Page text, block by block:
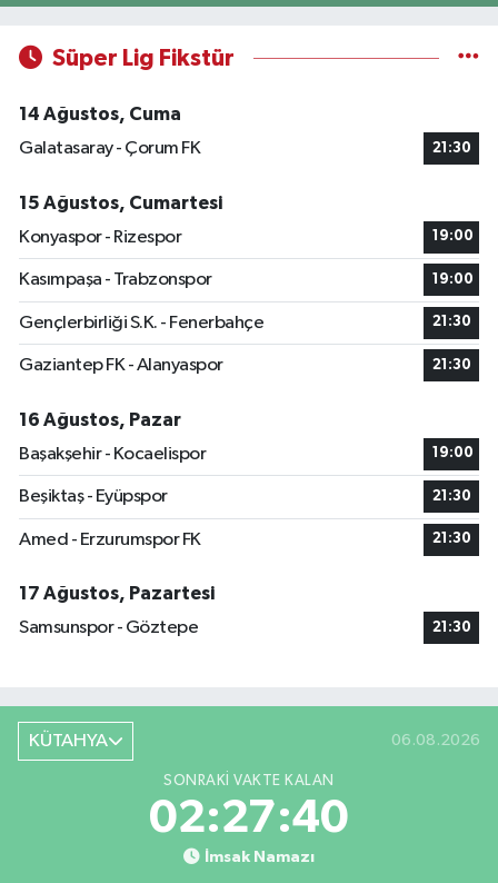
Süper Lig Fikstür
14 Ağustos, Cuma
Galatasaray - Çorum FK
21:30
15 Ağustos, Cumartesi
Konyaspor - Rizespor
19:00
Kasımpaşa - Trabzonspor 19:00
Gençlerbirliği S.K. - Fenerbahçe 21:30
Gaziantep FK - Alanyaspor 21:30
16 Ağustos, Pazar
Başakşehir - Kocaelispor
19:00
Beşiktaş - Eyüpspor 21:30
Amed - Erzurumspor FK 21:30
17 Ağustos, Pazartesi
Samsunspor - Göztepe
21:30
KÜTAHYA 06.08.2026
SONRAKI VAKTE KALAN
02:27:39
İmsak Namazı